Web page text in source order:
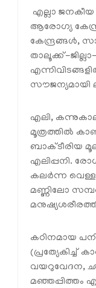
എല്ലാ
ആരോഗ്യ
കേന്ദ്രങ്ങൾ,
താലൂക്ക്-
സൗജന്യമായി
എലി,
മൂത്രത്തിൽ
ബാക്ടീരിയ
എലിപ്പനി.
കലർന്ന
മണ്ണിലോ
കഠിനമായ
(പ്രത്യേകിച്ച്
വയറുവേദന,
മഞ്ഞപ്പിത്തം